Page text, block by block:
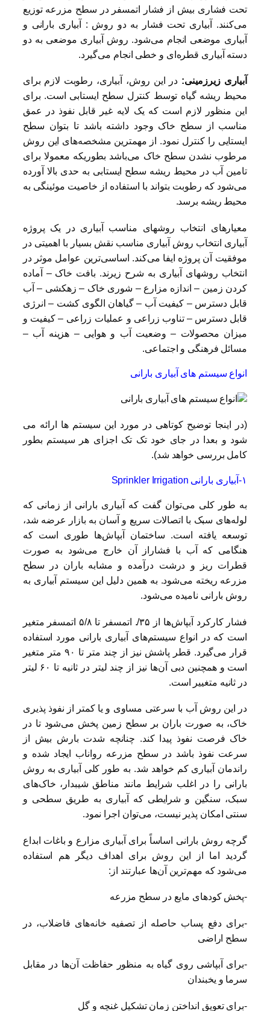
تحت فشاری بیش از فشار اتمسفر در سطح مزرعه توزیع
می‌کنند. آبیاری تحت فشار به دو روش : آبیاری بارانی و
آبیاری موضعی انجام می‌شود. روش آبیاری موضعی به دو
دسته آبیاری قطره‌ای و خطی انجام می‌گیرد.
آبیاری زیرزمینی: در این روش، آبیاری، رطوبت لازم برای
محیط ریشه گیاه توسط کنترل سطح ایستابی است. برای
این منظور لازم است که یک لایه غیر قابل نفوذ در عمق
مناسب از سطح خاک وجود داشته باشد تا بتوان سطح
ایستایی را کنترل نمود. از مهمترین مشخصه‌های این روش
مرطوب نشدن سطح خاک می‌باشد بطوریکه معمولا برای
تامین آب در محیط ریشه سطح ایستابی به حدی بالا آورده
می‌شود که رطوبت بتواند با استفاده از خاصیت موئینگی به
محیط ریشه برسد.
معیارهای انتخاب روشهای مناسب آبیاری در یک پروژه
آبیاری انتخاب روش آبیاری مناسب نقش بسیار با اهمیتی در
موفقیت آن پروژه ایفا می‌کند. اساسی‌ترین عوامل موثر در
انتخاب روشهای آبیاری به شرح زیرند. بافت خاک – آماده
کردن زمین – اندازه مزارع – شوری خاک – زهکشی – آب
قابل دسترس – کیفیت آب – گیاهان الگوی کشت – انرژی
قابل دسترس – تناوب زراعی و عملیات زراعی – کیفیت و
میزان محصولات – وضعیت آب و هوایی – هزینه آب –
مسائل فرهنگی و اجتماعی.
انواع سیستم های آبیاری بارانی
(در اینجا توضیح کوتاهی در مورد این سیستم ها ارائه می
شود و بعدا در جای خود تک تک اجزای هر سیستم بطور
کامل بررسی خواهد شد).
۱-آبیاری بارانی Sprinkler Irrigation
به طور کلی می‌توان گفت که آبیاری بارانی از زمانی که
لوله‌های سبک با اتصالات سریع و آسان به بازار عرضه شد،
توسعه یافته است. ساختمان آبپاش‌ها طوری است که
هنگامی که آب با فشاراز آن خارج می‌شود به صورت
قطرات ریز و درشت درآمده و مشابه باران در سطح
مزرعه ریخته می‌شود. به همین دلیل این سیستم آبیاری به
روش بارانی نامیده می‌شود.
فشار کارکرد آبپاش‌ها از ۳۵/. اتمسفر تا ۵/۸ اتمسفر متغیر
است که در انواع سیستم‌های آبیاری بارانی مورد استفاده
قرار می‌گیرد. قطر پاشش نیز از چند متر تا ۹۰ متر متغیر
است و همچنین دبی آن‌ها نیز از چند لیتر در ثانیه تا ۶۰ لیتر
در ثانیه متغییر است.
در این روش آب با سرعتی مساوی و یا کمتر از نفوذ پذیری
خاک، به صورت باران بر سطح زمین پخش می‌شود تا در
خاک فرصت نفوذ پیدا کند. چنانچه شدت بارش بیش از
سرعت نفوذ باشد در سطح مزرعه رواناب ایجاد شده و
راندمان آبیاری کم خواهد شد. به طور کلی آبیاری به روش
بارانی را در اغلب شرایط مانند مناطق شیبدار، خاک‌های
سبک، سنگین و شرایطی که آبیاری به طریق سطحی و
سنتی امکان پذیر نیست، می‌توان اجرا نمود.
گرچه روش بارانی اساساً برای آبیاری مزارع و باغات ابداع
گردید اما از این روش برای اهداف دیگر هم استفاده
می‌شود که مهم‌ترین آن‌ها عبارتند از:
-پخش کودهای مایع در سطح مزرعه
-برای دفع پساب حاصله از تصفیه خانه‌های فاضلاب، در
سطح اراضی
-برای آبپاشی روی گیاه به منظور حفاظت آن‌ها در مقابل
سرما و یخبندان
-برای تعویق انداختن زمان تشکیل غنچه و گل